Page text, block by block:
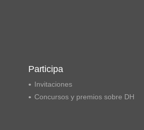
Participa
Invitaciones
Concursos y premios sobre DH